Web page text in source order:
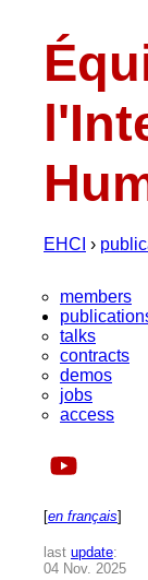
EHCI ›
members
talks
contracts
demos
jobs
access
[en français]
last update:
04 Nov. 2025